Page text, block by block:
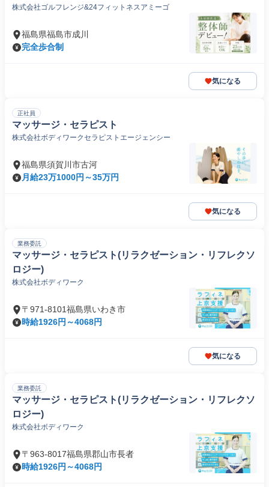
株式会社ゴルフレンジ&24フィットネスアミーゴ
福島県福島市成川
完全歩合制
気になる
正社員
マッサージ・セラピスト
株式会社ボディワークセラピストエージェンシー
福島県須賀川市古河
月給23万1000円～35万円
気になる
業務委託
マッサージ・セラピスト(リラクゼーション・リフレクソ
ロジー)
株式会社ボディワーク
〒971-8101福島県いわき市
時給1926円～4068円
気になる
業務委託
マッサージ・セラピスト(リラクゼーション・リフレクソ
ロジー)
株式会社ボディワーク
〒963-8017福島県郡山市長者
時給1926円～4068円